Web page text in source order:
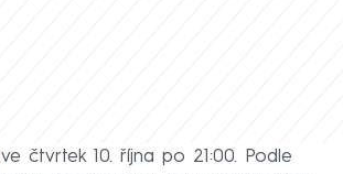
ve čtvrtek 10. října po 21:00. Podle